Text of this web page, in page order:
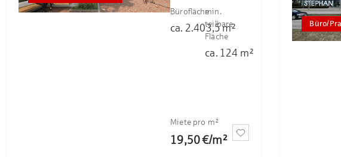
Bürofläche
ca. 2.403,5m²
min.
teilbare
Fläche
ca. 124 m²
Miete pro m²
19,50 €/m²
Büro/